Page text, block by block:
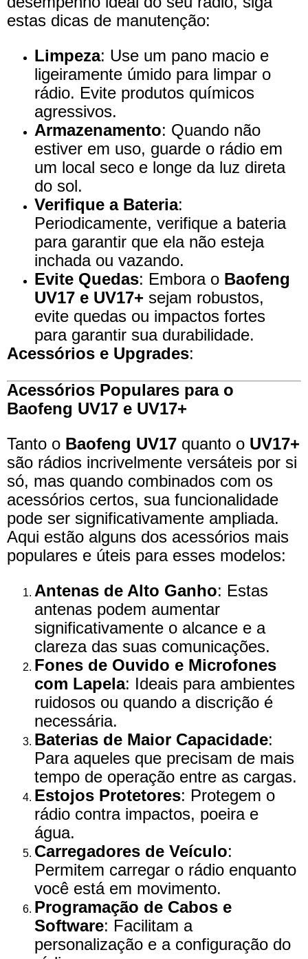
estas dicas de manutenção:
Limpeza: Use um pano macio e
ligeiramente úmido para limpar o
rádio. Evite produtos químicos
agressivos.
Armazenamento: Quando não
estiver em uso, guarde o rádio em
um local seco e longe da luz direta
do sol.
Verifique a Bateria:
Periodicamente, verifique a bateria
para garantir que ela não esteja
inchada ou vazando.
Evite Quedas: Embora o Baofeng
UV17 e UV17+ sejam robustos,
evite quedas ou impactos fortes
para garantir sua durabilidade.
Acessórios e Upgrades:
Acessórios Populares para o
Baofeng UV17 e UV17+
Tanto o Baofeng UV17 quanto o UV17+
são rádios incrivelmente versáteis por si
só, mas quando combinados com os
acessórios certos, sua funcionalidade
pode ser significativamente ampliada.
Aqui estão alguns dos acessórios mais
populares e úteis para esses modelos:
Antenas de Alto Ganho: Estas
antenas podem aumentar
significativamente o alcance e a
clareza das suas comunicações.
Fones de Ouvido e Microfones
com Lapela: Ideais para ambientes
ruidosos ou quando a discrição é
necessária.
Baterias de Maior Capacidade:
Para aqueles que precisam de mais
tempo de operação entre as cargas.
Estojos Protetores: Protegem o
rádio contra impactos, poeira e
água.
Carregadores de Veículo:
Permitem carregar o rádio enquanto
você está em movimento.
Programação de Cabos e
Software: Facilitam a
personalização e a configuração do